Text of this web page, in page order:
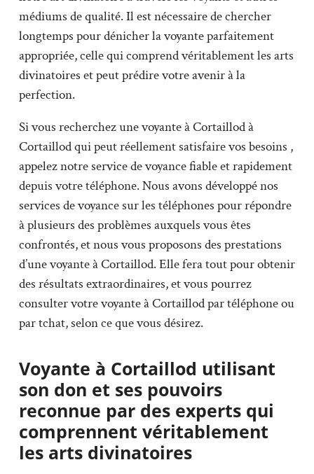
médiums de qualité. Il est nécessaire de chercher
longtemps pour dénicher la voyante parfaitement
appropriée, celle qui comprend véritablement les arts
divinatoires et peut prédire votre avenir à la
perfection.
Si vous recherchez une voyante à Cortaillod à
Cortaillod qui peut réellement satisfaire vos besoins ,
appelez notre service de voyance fiable et rapidement
depuis votre téléphone. Nous avons développé nos
services de voyance sur les téléphones pour répondre
à plusieurs des problèmes auxquels vous êtes
confrontés, et nous vous proposons des prestations
d’une voyante à Cortaillod. Elle fera tout pour obtenir
des résultats extraordinaires, et vous pourrez
consulter votre voyante à Cortaillod par téléphone ou
par tchat, selon ce que vous désirez.
Voyante à Cortaillod utilisant
son don et ses pouvoirs
reconnue par des experts qui
comprennent véritablement
les arts divinatoires